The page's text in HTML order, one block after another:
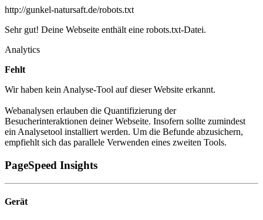
http://gunkel-natursaft.de/robots.txt
Sehr gut! Deine Webseite enthält eine robots.txt-Datei.
Analytics
Fehlt
Wir haben kein Analyse-Tool auf dieser Website erkannt.
Webanalysen erlauben die Quantifizierung der
Besucherinteraktionen deiner Webseite. Insofern sollte zumindest
ein Analysetool installiert werden. Um die Befunde abzusichern,
empfiehlt sich das parallele Verwenden eines zweiten Tools.
PageSpeed Insights
Gerät